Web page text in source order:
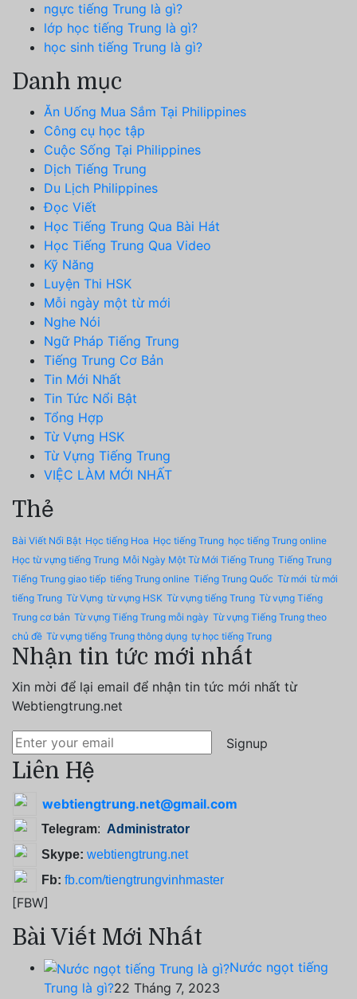
ngực tiếng Trung là gì?
lớp học tiếng Trung là gì?
học sinh tiếng Trung là gì?
Danh mục
Ăn Uống Mua Sắm Tại Philippines
Công cụ học tập
Cuộc Sống Tại Philippines
Dịch Tiếng Trung
Du Lịch Philippines
Đọc Viết
Học Tiếng Trung Qua Bài Hát
Học Tiếng Trung Qua Video
Kỹ Năng
Luyện Thi HSK
Mỗi ngày một từ mới
Nghe Nói
Ngữ Pháp Tiếng Trung
Tiếng Trung Cơ Bản
Tin Mới Nhất
Tin Tức Nổi Bật
Tổng Hợp
Từ Vựng HSK
Từ Vựng Tiếng Trung
VIỆC LÀM MỚI NHẤT
Thẻ
Bài Viết Nổi Bật Học tiếng Hoa Học tiếng Trung học tiếng Trung online
Học từ vựng tiếng Trung Mỗi Ngày Một Từ Mới Tiếng Trung Tiếng Trung
Tiếng Trung giao tiếp tiếng Trung online Tiếng Trung Quốc Từ mới từ mới
tiếng Trung Từ Vựng từ vựng HSK Từ vựng tiếng Trung Từ vựng Tiếng
Trung cơ bản Từ vựng Tiếng Trung mỗi ngày Từ vựng Tiếng Trung theo
chủ đề Từ vựng tiếng Trung thông dụng tự học tiếng Trung
Nhận tin tức mới nhất
Xin mời để lại email để nhận tin tức mới nhất từ
Webtiengtrung.net
Signup
Liên Hệ
webtiengtrung.net@gmail.com
Telegram: Administrator
Skype: webtiengtrung.net
Fb: fb.com/tiengtrungvinhmaster
[FBW]
Bài Viết Mới Nhất
Nước ngọt tiếng
Trung là gì?22 Tháng 7, 2023